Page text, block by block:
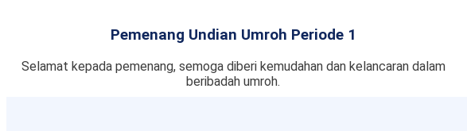
Pemenang Undian Umroh Periode 1
Selamat kepada pemenang, semoga diberi kemudahan dan kelancaran dalam
beribadah umroh.